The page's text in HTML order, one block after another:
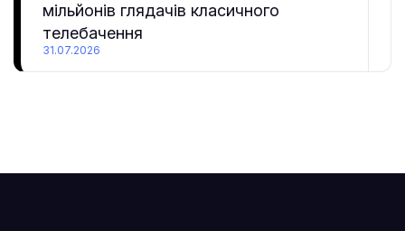
мільйонів глядачів класичного
телебачення
31.07.2026